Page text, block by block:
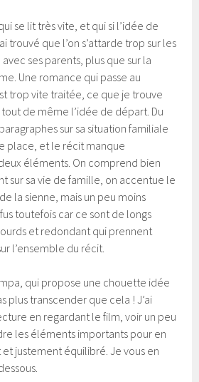
se lit très vite, et qui si l’idée de
trouvé que l’on s’attarde trop sur les
ses parents, plus que sur la
Une romance qui passe au
trop vite traitée, ce que je trouve
de même l’idée de départ. Du
sur sa situation familiale
place, et le récit manque
éléments. On comprend bien
sur sa vie de famille, on accentue le
la sienne, mais un peu moins
toutefois car ce sont de longs
et redondant qui prennent
l’ensemble du récit.
qui propose une chouette idée
plus transcender que cela ! J’ai
en regardant le film, voir un peu
les éléments importants pour en
justement équilibré. Je vous en